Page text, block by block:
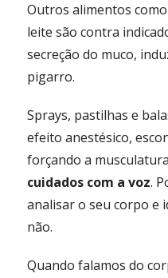
Outros alimentos
leite são contra
secreção do muco,
pigarro.
Sprays, pastilhas e
efeito anestésico,
forçando a
cuidados com a voz.
analisar o seu corpo e
não.
Quando falamos do